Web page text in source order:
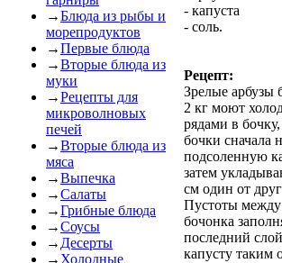
→Блюда из рыбы и
морепродуктов
→Первые блюда
→Вторые блюда из
муки
→Рецепты для
микроволновых
печей
→Вторые блюда из
мяса
→Выпечка
→Салаты
→Грибные блюда
→Соусы
→ Десерты
→ Холодные
- капуста
- соль.
Рецепт:
Зрелые арбузы
2 кг моют
рядами в
бочки
подсоленную
затем
см один от
Пустоты между
бочонка
последний
капусту таким